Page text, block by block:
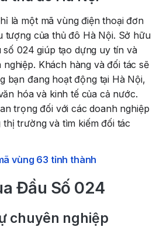
là một mã vùng điện thoại đơn
tượng của thủ đô Hà Nội. Sở hữu
số 024 giúp tạo dựng uy tín và
Khách hàng và đối tác sẽ
bạn đang hoạt động tại Hà Nội,
hóa và kinh tế của cả nước.
trọng đối với các doanh nghiệp
trường và tìm kiếm đối tác
vùng 63 tỉnh thành
Đầu Số 024
chuyên nghiệp